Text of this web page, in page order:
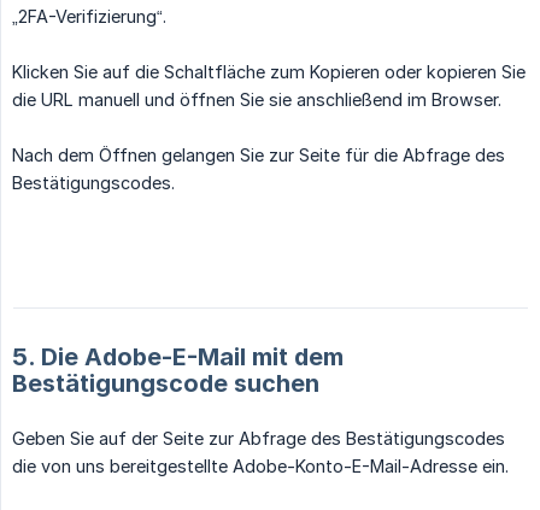
„2FA-Verifizierung“.
Klicken Sie auf die Schaltfläche zum Kopieren oder kopieren Sie
die URL manuell und öffnen Sie sie anschließend im Browser.
Nach dem Öffnen gelangen Sie zur Seite für die Abfrage des
Bestätigungscodes.
5. Die Adobe-E-Mail mit dem
Bestätigungscode suchen
Geben Sie auf der Seite zur Abfrage des Bestätigungscodes
die von uns bereitgestellte Adobe-Konto-E-Mail-Adresse ein.